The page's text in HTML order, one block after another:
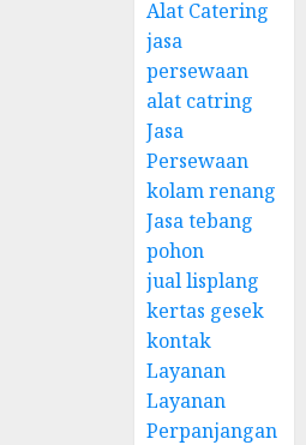
Alat Catering
jasa
persewaan
alat catring
Jasa
Persewaan
kolam renang
Jasa tebang
pohon
jual lisplang
kertas gesek
kontak
Layanan
Layanan
Perpanjangan